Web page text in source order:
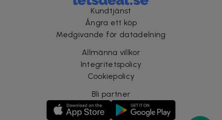
Kundtjänst
Ångra ett köp
Medgivande för datadelning
Allmänna villkor
Integritetspolicy
Cookiepolicy
Bli partner